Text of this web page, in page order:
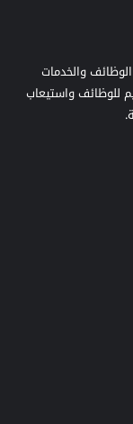
والخدمات
للوظائف واستيعاب